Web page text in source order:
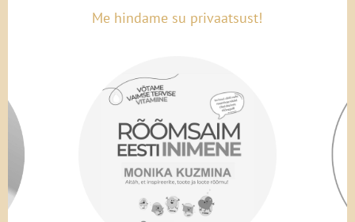
Me hindame su privaatsust!